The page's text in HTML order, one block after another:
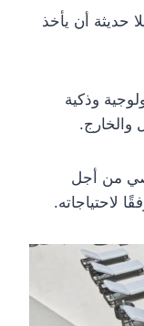
حديثة أن يأخذ
وذكية
والخارج.
من أجل
لاحتياجاته.